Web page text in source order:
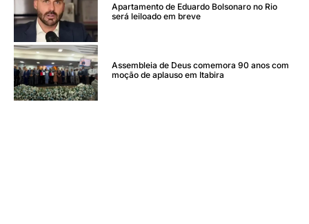
Apartamento de Eduardo Bolsonaro no Rio
será leiloado em breve
Assembleia de Deus comemora 90 anos com
moção de aplauso em Itabira